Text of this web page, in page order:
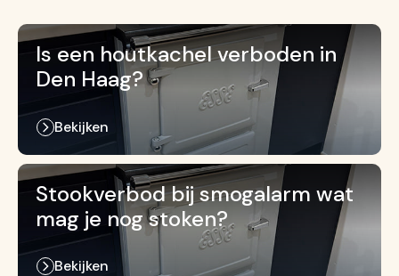
Is een houtkachel verboden in
Den Haag?
Bekijken
Stookverbod bij smogalarm wat
mag je nog stoken?
Bekijken